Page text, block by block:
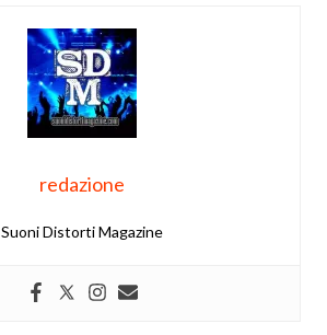
redazione
Suoni Distorti Magazine